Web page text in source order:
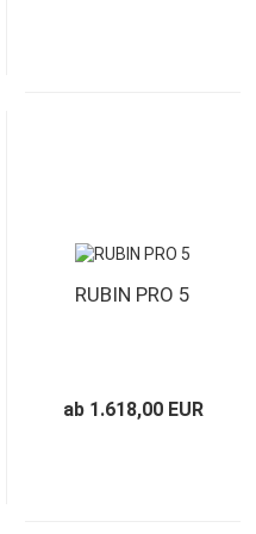
RUBIN PRO 5
ab 1.618,00 EUR